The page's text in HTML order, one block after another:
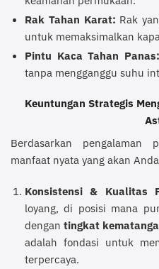
Rak Tahan Karat: Rak
untuk memaksimalkan
Pintu Kaca Tahan Panas:
tanpa mengganggu suhu
Keuntungan Strategis
Berdasarkan
manfaat nyata yang akan
Konsistensi & Kualitas
loyang, di posisi mana
dengan tingkat
adalah fondasi untuk
terpercaya.